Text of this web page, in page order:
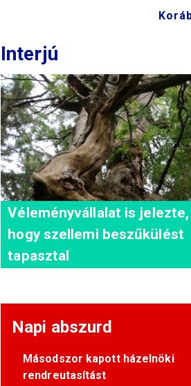
Interjú
Véleményvállalat is jelezte,
hogy szellemi beszűkülést
tapasztal
Napi abszurd
Másodszor kapott házelnöki
rendreutasítást